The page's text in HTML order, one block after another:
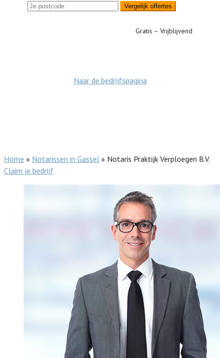
Vergelijk offertes
Gratis – Vrijblijvend
Naar de bedrijfspagina
Home » Notarissen in Gassel » Notaris Praktijk Verploegen B.V.
Claim je bedrijf